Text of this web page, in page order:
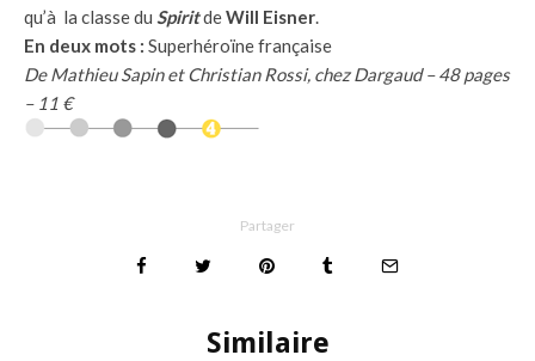
qu’à la classe du SpiritdeWill Eisner.
En deux mots : Superhéroïne française
De Mathieu Sapin et Christian Rossi, chez Dargaud – 48 pages
– 11 €
Partager
Similaire